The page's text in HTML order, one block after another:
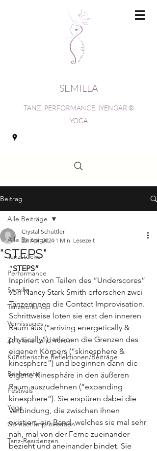
SEMILLA
TANZ, PERFORMANCE, IYENGAR ®
YOGA
Beitrag
Alle Beiträge
Tanzstücke
Performance
Semilla
Tanzworkshop
Vernissages
Zeit Tanz Land Verein
Künstlerische Reflektionen/Beiträge
Recherche
Festivals
Yoga
Contact Improvisation
Tanz-Residenzen
Alle Beiträge
"STEPS"
Crystal Schüttler
22. Apr. 2024 1 Min. Lesezeit
“STEPS”
Inspiriert von Teilen des “Underscores”
von Nancy Stark Smith erforschen zwei
Tänzerinnen die Contact Improvisation.
Schrittweise loten sie erst den inneren
Raum aus (“arriving energetically &
physically”), erleben die Grenzen des
eigenen Körpers (“skinesphere &
kinesphere”) und beginnen dann die
eigene Kinesphäre in den äußeren
Raum auszudehnen (“expanding
kinesphere”). Sie erspüren dabei die
Verbindung, die zwischen ihnen
existiert, ein Band, welches sie mal sehr
nah, mal von der Ferne zueinander
bezieht und aneinander bindet. Sie